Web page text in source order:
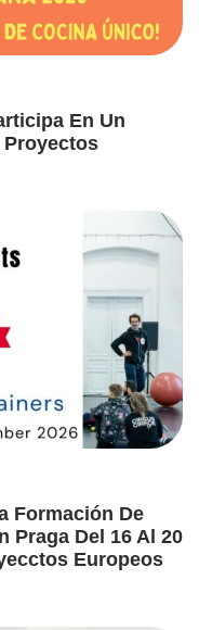
En Un
Formación De
Praga Del 16 Al 20
Europeos